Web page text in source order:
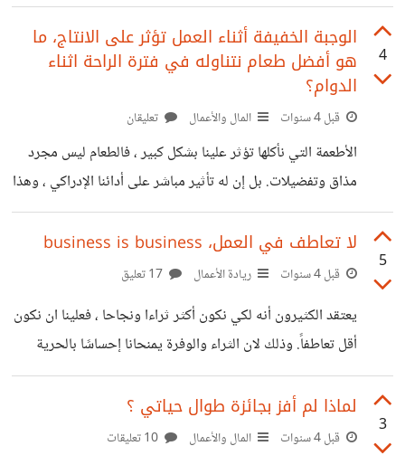
الامر المثير للدهشة والغرابةأكثر من ذلك. ولكن الخبراء يؤكدون أن هذا السؤال على بساطته
يميل إلى إرباك المرشحين والتعرف على ما إذا كان المرشح
شخص واثق ويتصرف بشكل جيد تحت الضغط ومنتبه لمؤهلات
المنصب الذي يتقدم له ام لا. وينصحون أن تكون الاجابة موجزة
ومباشرة لا تطول أكثر من
4
الوجبة الخفيفة أثناء العمل تؤثر على الانتاج، ما
هو أفضل طعام نتناوله في فترة الراحة اثناء
الدوام؟
قبل 4 سنوات المال والأعمال تعليقان
الأطعمة التي نأكلها تؤثر علينا بشكل كبير ، فالطعام ليس مجرد
مذاق وتفضيلات. بل إن له تأثير مباشر على أدائنا الإدراكي ، وهذا
هو السبب في أن الطعام السيئ في الغداء يمكن أن يعرقل فترة
بعد الظهر بأكملها. نعلم جميعا ان كل شيء نأكله يتحول إلى
الجلوكوز الذي يوفر لنا الطاقة التي تحتاجها أدمغتنا للبقاء في
في الحفاظ على تركيزنا ويقل انتباهنا. وهذا يفسر سبب صعوبة
التركيز على معدة فارغة.
5
لا تعاطف في العمل، business is business
قبل 4 سنوات ريادة الأعمال
يعتقد الكثيرون أنه لكي نكون أكثر ثراءا ونجاحا ، فعلينا ان نكون
أقل تعاطفاً. وذلك لان الثراء والوفرة يمنحانا إحساسًا بالحرية
والاستقلال عن الآخرين. وكلما قل اعتمادنا على الآخرين ، قل
اهتمامنا بمشاعرهم. وتؤكد وجهة النظر هذه ان بعض الصناعات ،
مثل الخدمات المالية أو المهنية ، لا ترتبط بالتعاطف مطلقا.
3
لماذا لم أفز بجائزة طوال حياتي ؟
قبل 4 سنوات المال والأعمال